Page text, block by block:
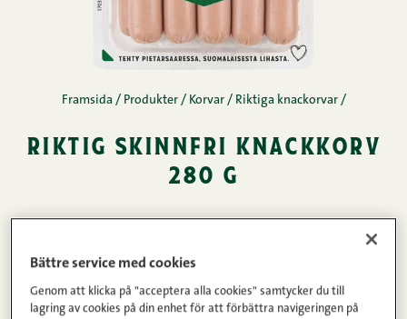
Framsida / Produkter / Korvar / Riktiga knackorvar /
riktig skinnfri knackkorv
280 g
Riktig skinnfri knackkorv görs, som namnet säger,
av riktiga råvaror. Hög kötthalt, ingen tillsatt
fosfat. Ingen svål, inget maskinurbenat kött.
Havssalt som krydda kronar den rena smaken.
Bättre service med cookies
Genom att klicka på "acceptera alla cookies" samtycker du till
lagring av cookies på din enhet för att förbättra navigeringen på